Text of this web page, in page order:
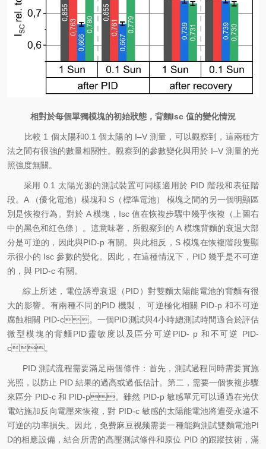
相對於每個單獨模塊的初始狀態，背麵Isc 值的變化情況
比較 1 個太陽和0.1 個太陽的 I–V 測量，可以觀察到，這兩種方
法之間有很強的數量相關性。觀察到的參數變化與用於 I–V 測量的光
照強度無關。
采用 0.1 太陽光源的測試裝置可同樣適用於 PID 階段和表征階
段。A （優化電池）模塊和 S（標準電池） 模塊之間的另一個明顯區
別是恢複行為。對於 A 模塊，Isc 值在恢複步驟中幾乎恢複（上圖右
中的黑色和紅色條）。這意味著，所觀察到的 A 模塊背麵的衰退大部
分是可逆的，因此與PID-p 有關。與此相反，S 模塊在恢複階段隻顯
示很小的 Isc 參數的變化。因此，在這種情況下，PID 幾乎是不可逆
的，與 PID-c 有關。
綜上所述，電位誘導衰退（PID）對雙麵太陽能電池的背麵有很
大的影響。有兩種不同的PID 機製， 可逆極化相關 PID-p 和不可逆
腐蝕相關 PID-c。一個PID測試與4小時總測試時間適合於評估
微型模塊的背麵PID靈敏度以及區分可逆PID- p 和不可逆 PID-
c。
PID 測試流程需要滿足兩個條件：首先，測試過程同時需要實施
光照，以防止 PID 結果的過高或過低估計。第二，需要一個恢複步驟
來區分 PID-c 和 PID-p。雖然 PID-p 敏感單元可以通過在光伏
電站施加反向電壓來恢複，對 PID-c 敏感的太陽能電池將遭受永遠不
可逆的功率損失。因此，免费麻豆视频需要一種能夠測試雙麵電池PI
D的相應設備，結合所需的高壓測試條件和原位 PID 的跟蹤技術，滿